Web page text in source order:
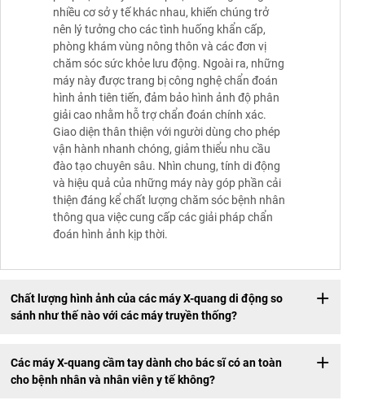
nhiều cơ sở y tế khác nhau, khiến chúng trở
nên lý tưởng cho các tình huống khẩn cấp,
phòng khám vùng nông thôn và các đơn vị
chăm sóc sức khỏe lưu động. Ngoài ra, những
máy này được trang bị công nghệ chẩn đoán
hình ảnh tiên tiến, đảm bảo hình ảnh độ phân
giải cao nhằm hỗ trợ chẩn đoán chính xác.
Giao diện thân thiện với người dùng cho phép
vận hành nhanh chóng, giảm thiểu nhu cầu
đào tạo chuyên sâu. Nhìn chung, tính di động
và hiệu quả của những máy này góp phần cải
thiện đáng kể chất lượng chăm sóc bệnh nhân
thông qua việc cung cấp các giải pháp chẩn
đoán hình ảnh kịp thời.
Chất lượng hình ảnh của các máy X-quang di động so
sánh như thế nào với các máy truyền thống?
Các máy X-quang cầm tay dành cho bác sĩ có an toàn
cho bệnh nhân và nhân viên y tế không?